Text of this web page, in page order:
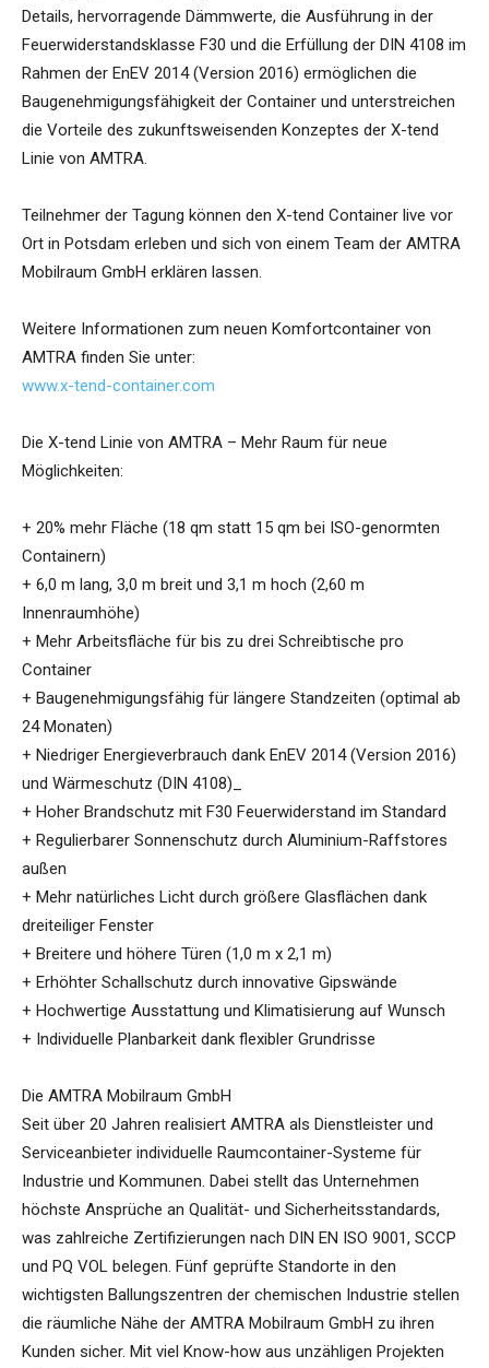
Details, hervorragende Dämmwerte, die Ausführung in der
Feuerwiderstandsklasse F30 und die Erfüllung der DIN 4108 im
Rahmen der EnEV 2014 (Version 2016) ermöglichen die
Baugenehmigungsfähigkeit der Container und unterstreichen
die Vorteile des zukunftsweisenden Konzeptes der X-tend
Linie von AMTRA.
Teilnehmer der Tagung können den X-tend Container live vor
Ort in Potsdam erleben und sich von einem Team der AMTRA
Mobilraum GmbH erklären lassen.
Weitere Informationen zum neuen Komfortcontainer von
AMTRA finden Sie unter:
www.x-tend-container.com
Die X-tend Linie von AMTRA – Mehr Raum für neue
Möglichkeiten:
+ 20% mehr Fläche (18 qm statt 15 qm bei ISO-genormten
Containern)
+ 6,0 m lang, 3,0 m breit und 3,1 m hoch (2,60 m
Innenraumhöhe)
+ Mehr Arbeitsfläche für bis zu drei Schreibtische pro
Container
+ Baugenehmigungsfähig für längere Standzeiten (optimal ab
24 Monaten)
+ Niedriger Energieverbrauch dank EnEV 2014 (Version 2016)
und Wärmeschutz (DIN 4108)_
+ Hoher Brandschutz mit F30 Feuerwiderstand im Standard
+ Regulierbarer Sonnenschutz durch Aluminium-Raffstores
außen
+ Mehr natürliches Licht durch größere Glasflächen dank
dreiteiliger Fenster
+ Breitere und höhere Türen (1,0 m x 2,1 m)
+ Erhöhter Schallschutz durch innovative Gipswände
+ Hochwertige Ausstattung und Klimatisierung auf Wunsch
+ Individuelle Planbarkeit dank flexibler Grundrisse
Die AMTRA Mobilraum GmbH
Seit über 20 Jahren realisiert AMTRA als Dienstleister und
Serviceanbieter individuelle Raumcontainer-Systeme für
Industrie und Kommunen. Dabei stellt das Unternehmen
höchste Ansprüche an Qualität- und Sicherheitsstandards,
was zahlreiche Zertifizierungen nach DIN EN ISO 9001, SCCP
und PQ VOL belegen. Fünf geprüfte Standorte in den
wichtigsten Ballungszentren der chemischen Industrie stellen
die räumliche Nähe der AMTRA Mobilraum GmbH zu ihren
Kunden sicher. Mit viel Know-how aus unzähligen Projekten